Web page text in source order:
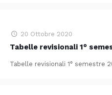
20 Ottobre 2020
Tabelle revisionali 1°
Tabelle revisionali 1° semestre